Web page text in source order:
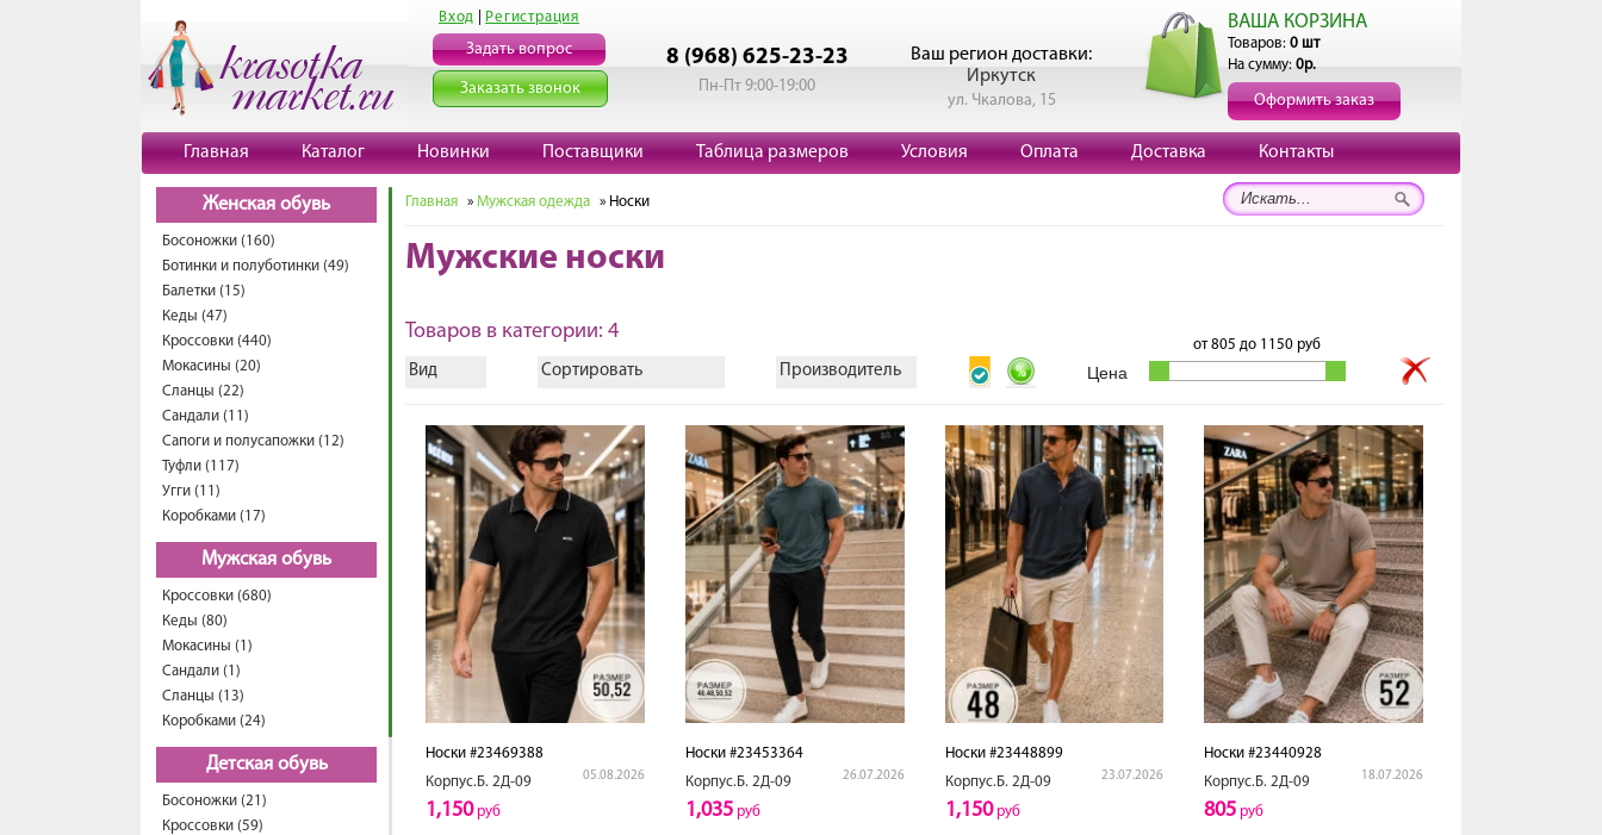
Вход Регистрация
Задать вопрос
Заказать звонок
8 (968) 625-23-23
Пн-Пт 9:00-19:00
Ваш регион доставки:
Иркутск
ул. Чкалова, 15
ВАША КОРЗИНА
Товаров: 0 шт
На сумму: 0р.
Оформить заказ
Главная Каталог Новинки Поставщики Таблица размеров Условия Оплата Доставка Контакты
Женская обувь
Босоножки (160)
Ботинки и полуботинки (49)
Балетки (15)
Кеды (47)
Кроссовки (440)
Мокасины (20)
Сланцы (22)
Сандали (11)
Сапоги и полусапожки (12)
Туфли (117)
Угги (11)
Коробками (17)
Мужская обувь
Кроссовки (680)
Кеды (80)
Мокасины (1)
Сандали (1)
Сланцы (13)
Коробками (24)
Детская обувь
Босоножки (21)
Кроссовки (59)
Главная » Мужская одежда » Носки
Мужские носки
Товаров в категории: 4
Вид Сортировать Производитель
от805 до 1150 руб
Носки #23469388
Корпус.Б. 2Д-09
05.08.2026
1,150руб
Носки #23453364
Корпус.Б. 2Д-09
26.07.2026
1,035руб
Носки #23448899
Корпус.Б. 2Д-09
23.07.2026
1,150руб
Носки #23440928
Корпус.Б. 2Д-09
18.07.2026
805 руб